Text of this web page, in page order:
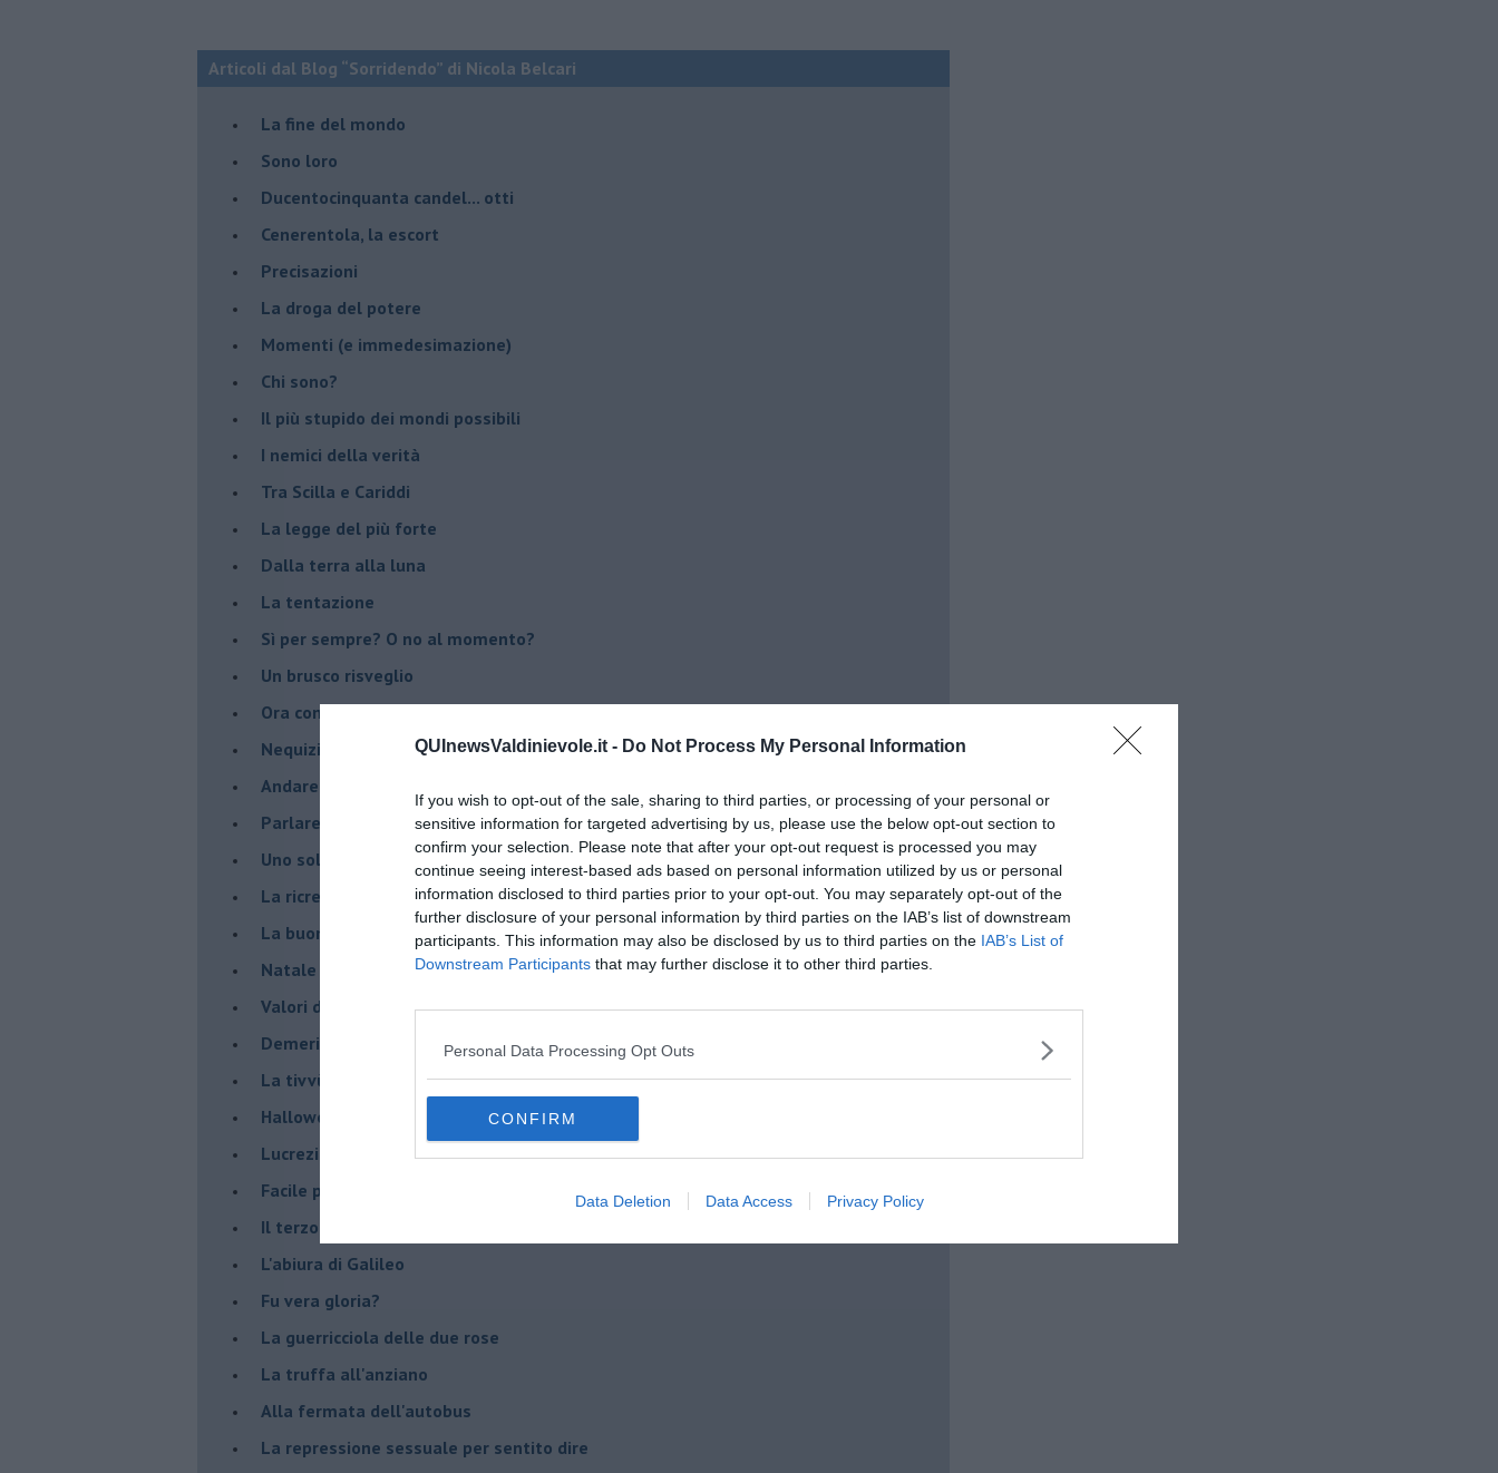
QUInewsValdinievole.it - Do Not Process My Personal Information
If you wish to opt-out of the sale, sharing to third parties, or processing of your personal or
sensitive information for targeted advertising by us, please use the below opt-out section to
confirm your selection. Please note that after your opt-out request is processed you may
continue seeing interest-based ads based on personal information utilized by us or personal
information disclosed to third parties prior to your opt-out. You may separately opt-out of the
further disclosure of your personal information by third parties on the IAB’s list of downstream
participants. This information may also be disclosed by us to third parties on the IAB’s List of
Downstream Participants that may further disclose it to other third parties.
Personal Data Processing Opt Outs
CONFIRM
Data Deletion Data Access Privacy Policy
Articoli dal Blog “Sorridendo” di Nicola Belcari
La fine del mondo
Sono loro
Ducentocinquanta candel... otti
Cenerentola, la escort
Precisazioni
La droga del potere
Momenti (e immedesimazione)
Chi sono?
Il più stupido dei mondi possibili
I nemici della verità
Tra Scilla e Cariddi
La legge del più forte
Dalla terra alla luna
La tentazione
​Sì per sempre? O no al momento?
Un brusco risveglio
Ora come allora
Nequizia
Andare oltre lo specchio
Parlare con la televisione
Uno solo al comando?
La ricreazione è finita
La buona notizia
Natale con l'elmetto
Valori dubbi miti fasulli
Demeritocrazia
La tivvù pallonara
Halloween
​Lucrezia Borgia, una storia di potere
Facile profezia
Il terzo compito
L'abiura di Galileo
Fu vera gloria?
La guerricciola delle due rose
La truffa all'anziano
Alla fermata dell'autobus
La repressione sessuale per sentito dire